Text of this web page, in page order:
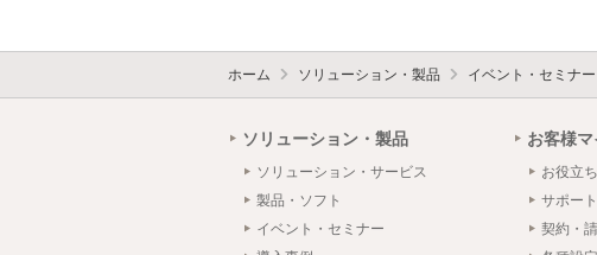
ホーム ソリューション・製品 イベント・セミナー
ソリューション・製品
ソリューション・サービス
製品・ソフト
イベント・セミナー
お客様
お役立
サポート
契約・